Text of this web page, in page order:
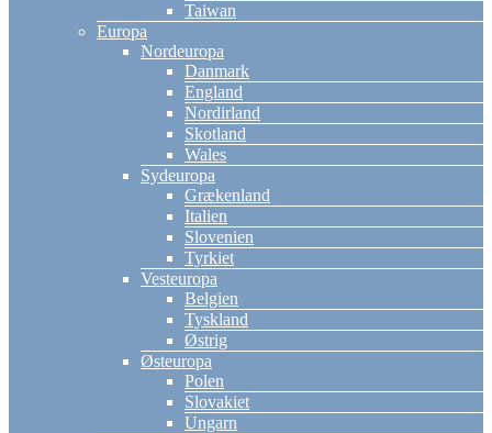
Taiwan
Europa
Nordeuropa
Danmark
England
Nordirland
Skotland
Wales
Sydeuropa
Grækenland
Italien
Slovenien
Tyrkiet
Vesteuropa
Belgien
Tyskland
Østrig
Østeuropa
Polen
Slovakiet
Ungarn